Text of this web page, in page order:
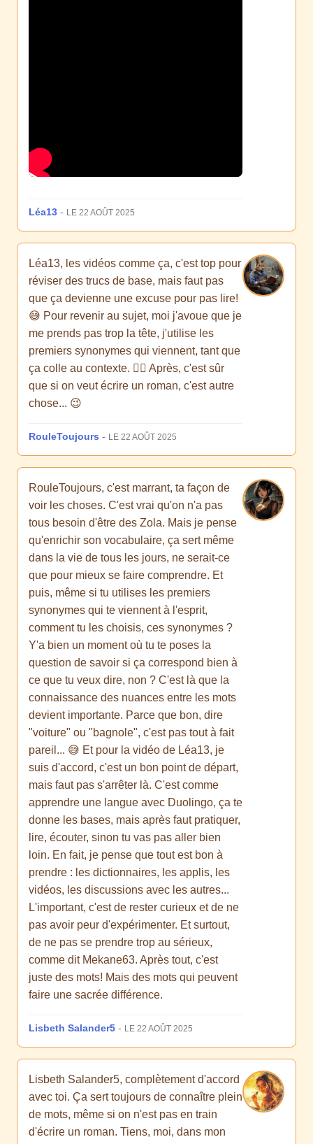
Léa13 - LE 22 AOÛT 2025
Léa13, les vidéos comme ça, c'est top pour
réviser des trucs de base, mais faut pas
que ça devienne une excuse pour pas lire!
😅 Pour revenir au sujet, moi j'avoue que je
me prends pas trop la tête, j'utilise les
premiers synonymes qui viennent, tant que
ça colle au contexte. 🤷‍♂️ Après, c'est sûr
que si on veut écrire un roman, c'est autre
chose... 😉
RouleToujours - LE 22 AOÛT 2025
RouleToujours, c'est marrant, ta façon de
voir les choses. C'est vrai qu'on n'a pas
tous besoin d'être des Zola. Mais je pense
qu'enrichir son vocabulaire, ça sert même
dans la vie de tous les jours, ne serait-ce
que pour mieux se faire comprendre. Et
puis, même si tu utilises les premiers
synonymes qui te viennent à l'esprit,
comment tu les choisis, ces synonymes ?
Y'a bien un moment où tu te poses la
question de savoir si ça correspond bien à
ce que tu veux dire, non ? C'est là que la
connaissance des nuances entre les mots
devient importante. Parce que bon, dire
"voiture" ou "bagnole", c'est pas tout à fait
pareil... 😅 Et pour la vidéo de Léa13, je
suis d'accord, c'est un bon point de départ,
mais faut pas s'arrêter là. C'est comme
apprendre une langue avec Duolingo, ça te
donne les bases, mais après faut pratiquer,
lire, écouter, sinon tu vas pas aller bien
loin. En fait, je pense que tout est bon à
prendre : les dictionnaires, les applis, les
vidéos, les discussions avec les autres...
L'important, c'est de rester curieux et de ne
pas avoir peur d'expérimenter. Et surtout,
de ne pas se prendre trop au sérieux,
comme dit Mekane63. Après tout, c'est
juste des mots! Mais des mots qui peuvent
faire une sacrée différence.
Lisbeth Salander5 - LE 22 AOÛT 2025
Lisbeth Salander5, complètement d'accord
avec toi. Ça sert toujours de connaître plein
de mots, même si on n'est pas en train
d'écrire un roman. Tiens, moi, dans mon